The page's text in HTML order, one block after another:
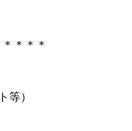
＊＊＊
等）